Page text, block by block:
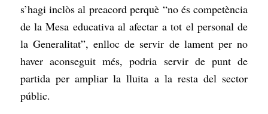
s’hagi inclòs al preacord perquè “no és competència
de la Mesa educativa al afectar a tot el personal de
la Generalitat”, enlloc de servir de lament per no
haver aconseguit més, podria servir de punt de
partida per ampliar la lluita a la resta del sector
públic.